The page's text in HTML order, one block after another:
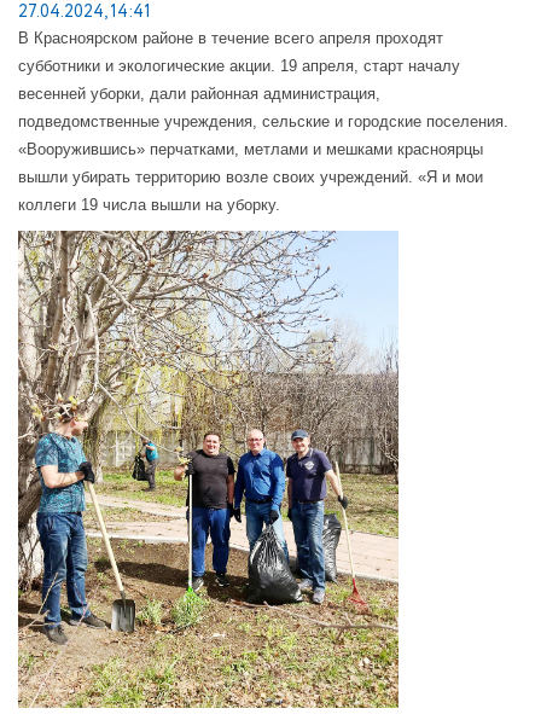
27.04.2024, 14:41
В Красноярском районе в течение всего апреля проходят
субботники и экологические акции. 19 апреля, старт началу
весенней уборки, дали районная администрация,
подведомственные учреждения, сельские и городские поселения.
«Вооружившись» перчатками, метлами и мешками красноярцы
вышли убирать территорию возле своих учреждений. «Я и мои
коллеги 19 числа вышли на уборку.